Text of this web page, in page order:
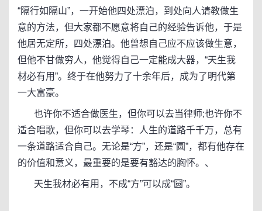
“隔行如隔山”，一开始他四处漂泊，到处向人请教做生
意的方法，但大家都不愿意将自己的经验告诉他，于是
他居无定所，四处漂泊。他曾想自己应不应该做生意，
但他不甘做穷人，他觉得自己一定能成大器，“天生我
材必有用”。终于在他努力了十余年后，成为了明代第
一大富豪。
也许你不适合做医生，但你可以去当律师;也许你不
适合唱歌，但你可以去学琴：人生的道路千千万，总有
一条道路适合自己。无论是“方”，还是“圆”，都有他存在
的价值和意义，最重要的是要有豁达的胸怀。、
天生我材必有用，不成“方”可以成“圆”。